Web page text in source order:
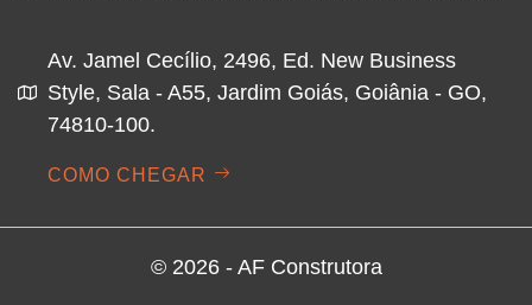
Av. Jamel Cecílio, 2496, Ed. New Business
Style, Sala - A55, Jardim Goiás, Goiânia - GO,
74810-100.
COMO CHEGAR
© 2026 - AF Construtora